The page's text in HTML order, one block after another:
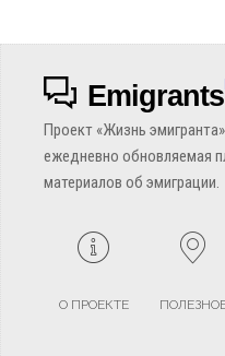
Emigrants
Проект «Жизнь
ежедневно обновляемая
материалов об эмиграции.
О ПРОЕКТЕ